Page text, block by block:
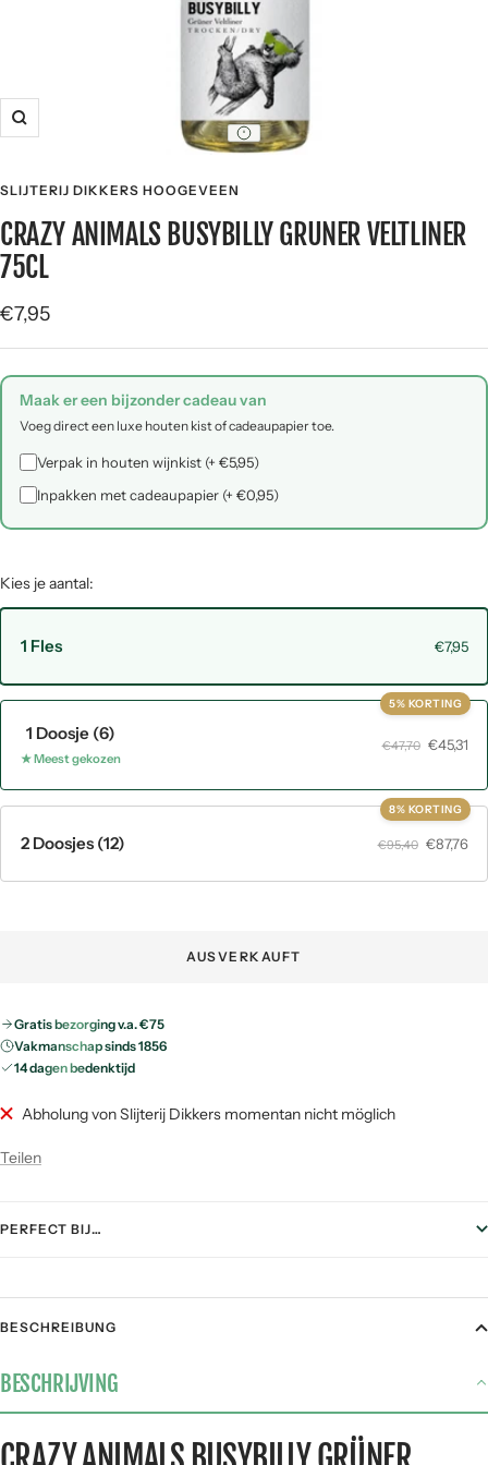
Zoom
SLIJTERIJ DIKKERS HOOGEVEEN
CRAZY ANIMALS BUSYBILLY GRUNER VELTLINER
75CL
Angebotspreis
€7,95
Maak er een bijzonder cadeau van
Voeg direct een luxe houten kist of cadeaupapier toe.
Verpak in houten wijnkist (+ €5,95)
Inpakken met cadeaupapier (+ €0,95)
Kies je aantal:
1 Fles €7,95
5% KORTING
1 Doosje (6)
★ Meest gekozen
€47,70 €45,31
8% KORTING
2 Doosjes (12) €95,40 €87,76
AUSVERKAUFT
Gratis bezorging v.a. €75
Vakmanschap sinds 1856
14 dagen bedenktijd
Abholung von Slijterij Dikkers momentan nicht möglich
Teilen
PERFECT BIJ…
Stoofgerechten 1 / 5
Gerijpte kazen 3 / 5
Pasta
BESCHREIBUNG
BESCHRIJVING